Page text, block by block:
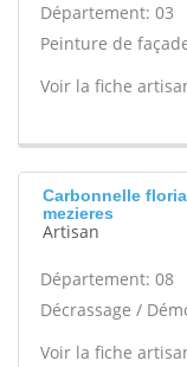
Département: 03
Peinture de
Voir la fiche
Carbonnelle
mezieres
Artisan
Département: 08
Décrassage /
Voir la fiche